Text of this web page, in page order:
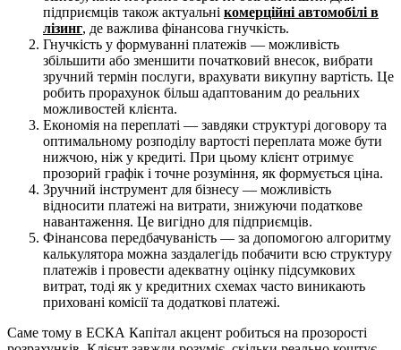
підприємців також актуальні комерційні автомобілі в
лізинг, де важлива фінансова гнучкість.
Гнучкість у формуванні платежів — можливість
збільшити або зменшити початковий внесок, вибрати
зручний термін послуги, врахувати викупну вартість. Це
робить прорахунок більш адаптованим до реальних
можливостей клієнта.
Економія на переплаті — завдяки структурі договору та
оптимальному розподілу вартості переплата може бути
нижчою, ніж у кредиті. При цьому клієнт отримує
прозорий графік і точне розуміння, як формується ціна.
Зручний інструмент для бізнесу — можливість
відносити платежі на витрати, знижуючи податкове
навантаження. Це вигідно для підприємців.
Фінансова передбачуваність — за допомогою алгоритму
калькулятора можна заздалегідь побачити всю структуру
платежів і провести адекватну оцінку підсумкових
витрат, тоді як у кредитних схемах часто виникають
приховані комісії та додаткові платежі.
Саме тому в ЕСКА Капітал акцент робиться на прозорості